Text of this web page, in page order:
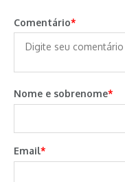
Comentário*
Nome e sobrenome*
Email*